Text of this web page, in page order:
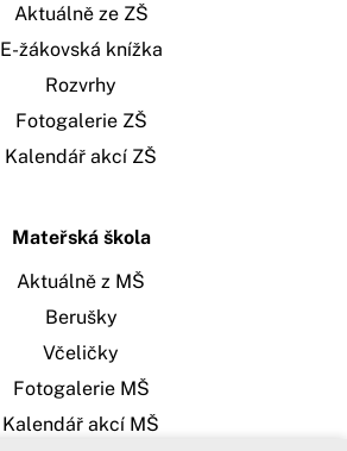
Aktuálně ze ZŠ
E-žákovská knížka
Rozvrhy
Fotogalerie ZŠ
Kalendář akcí ZŠ
Mateřská škola
Aktuálně z MŠ
Berušky
Včeličky
Fotogalerie MŠ
Kalendář akcí MŠ